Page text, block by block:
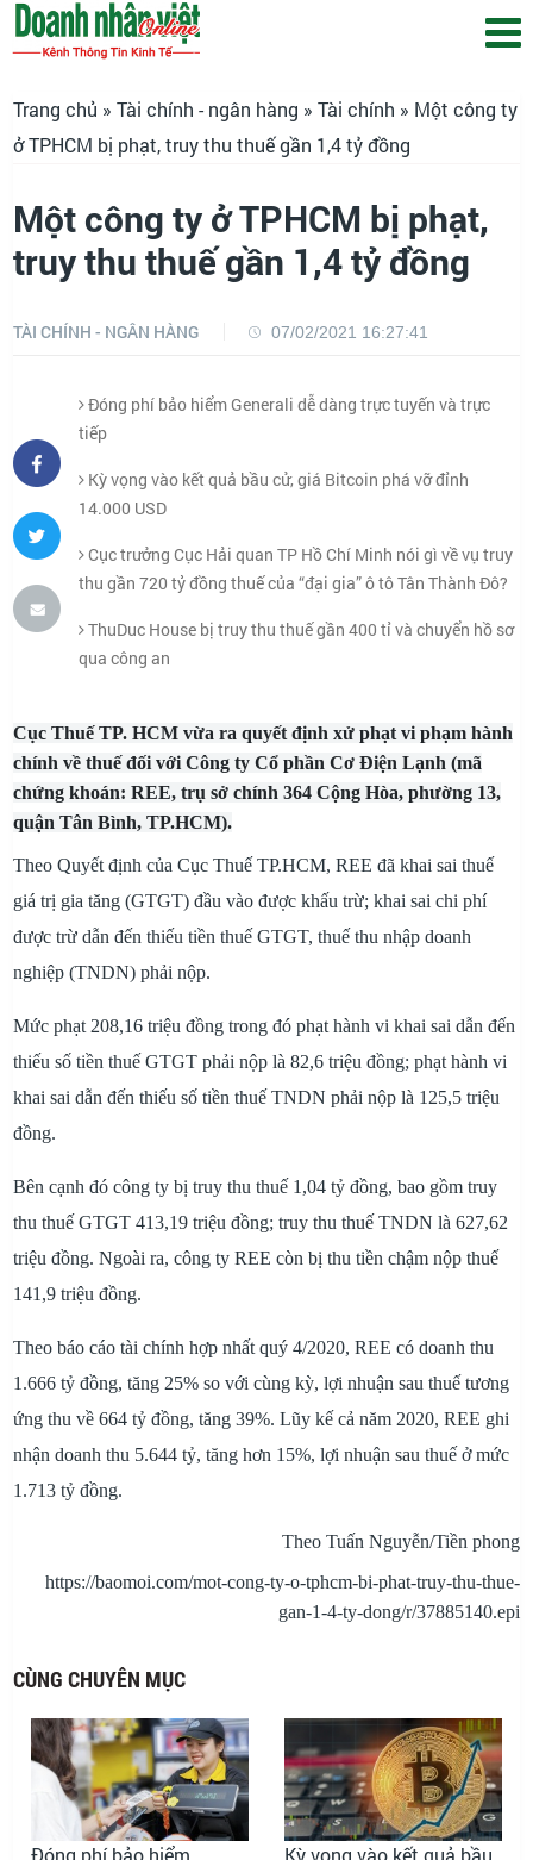
Trang chủ »Tài chính - ngân hàng »Tài chính » Một công ty
ở TPHCM bị phạt, truy thu thuế gần 1,4 tỷ đồng
Một công ty ở TPHCM bị phạt,
truy thu thuế gần 1,4 tỷ đồng
TÀI CHÍNH - NGÂN HÀNG 07/02/2021 16:27:41
Đóng phí bảo hiểm Generali dễ dàng trực tuyến và trực
tiếp
Kỳ vọng vào kết quả bầu cử, giá Bitcoin phá vỡ đỉnh
14.000 USD
Cục trưởng Cục Hải quan TP Hồ Chí Minh nói gì về vụ truy
thu gần 720 tỷ đồng thuế của “đại gia” ô tô Tân Thành Đô?
ThuDuc House bị truy thu thuế gần 400 tỉ và chuyển hồ sơ
qua công an
Cục Thuế TP. HCM vừa ra quyết định xử phạt vi phạm hành
chính về thuế đối với Công ty Cổ phần Cơ Điện Lạnh (mã
chứng khoán: REE, trụ sở chính 364 Cộng Hòa, phường 13,
quận Tân Bình, TP.HCM).
Theo Quyết định của Cục Thuế TP.HCM, REE đã khai sai thuế
giá trị gia tăng (GTGT) đầu vào được khấu trừ; khai sai chi phí
được trừ dẫn đến thiếu tiền thuế GTGT, thuế thu nhập doanh
nghiệp (TNDN) phải nộp.
Mức phạt 208,16 triệu đồng trong đó phạt hành vi khai sai dẫn đến
thiếu số tiền thuế GTGT phải nộp là 82,6 triệu đồng; phạt hành vi
khai sai dẫn đến thiếu số tiền thuế TNDN phải nộp là 125,5 triệu
đồng.
Bên cạnh đó công ty bị truy thu thuế 1,04 tỷ đồng, bao gồm truy
thu thuế GTGT 413,19 triệu đồng; truy thu thuế TNDN là 627,62
triệu đồng. Ngoài ra, công ty REE còn bị thu tiền chậm nộp thuế
141,9 triệu đồng.
Theo báo cáo tài chính hợp nhất quý 4/2020, REE có doanh thu
1.666 tỷ đồng, tăng 25% so với cùng kỳ, lợi nhuận sau thuế tương
ứng thu về 664 tỷ đồng, tăng 39%. Lũy kế cả năm 2020, REE ghi
nhận doanh thu 5.644 tỷ, tăng hơn 15%, lợi nhuận sau thuế ở mức
1.713 tỷ đồng.
Theo Tuấn Nguyễn/Tiền phong
https://baomoi.com/mot-cong-ty-o-tphcm-bi-phat-truy-thu-thue-
gan-1-4-ty-dong/r/37885140.epi
CÙNG CHUYÊN MỤC
Đóng phí bảo hiểm
Kỳ vọng vào kết quả bầu